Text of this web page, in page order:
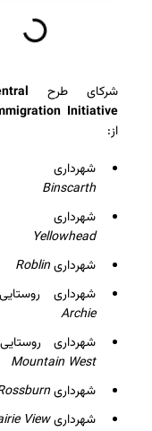
شرکای طرح
Initiative
از:
شهرداری
Binscarth
شهرداری
Yellowhead
شهرداریRoblin
شهرداری
Archie
شهرداری
Mountain West
شهرداری
شهرداریView